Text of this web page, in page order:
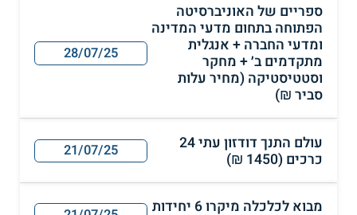
ספריים של האוניברסיטה
הפתוחה בתחום מדעי המדינה
ומדעי החברה + אנגלית
מתקדמים ב׳ + מחקר
וסטטיסטיקה (מחיר עלות
סביר ₪)
28/07/25
עולם התנך דודזון עתי 24
כרכים (1450 ₪)
21/07/25
מבוא לכלכלה מיקרו 6 יחידות